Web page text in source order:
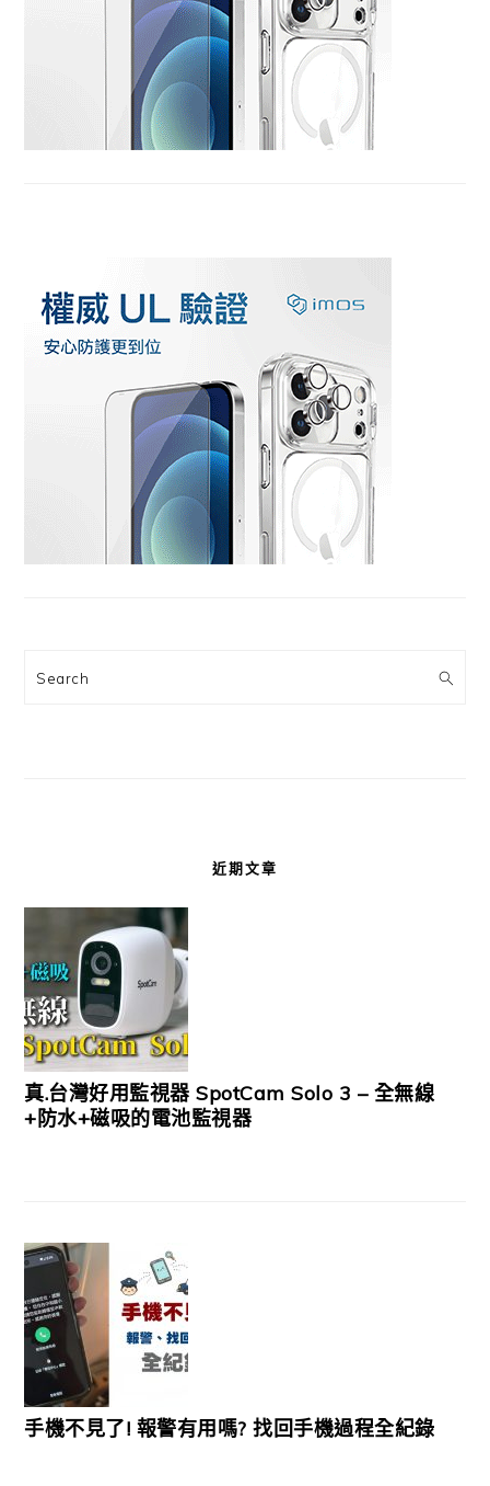
Search
近期文章
真.台灣好用監視器 SpotCam Solo 3 – 全無線
+防水+磁吸的電池監視器
手機不見了! 報警有用嗎? 找回手機過程全紀錄